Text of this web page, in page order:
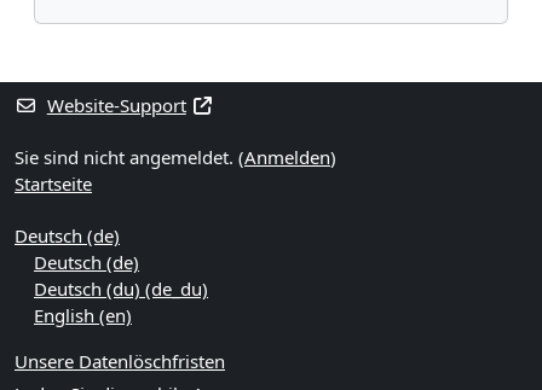
Ergänzungsblöcke
Website-Support
Sie sind nicht angemeldet. (Anmelden)
Startseite
Deutsch ‎(de)‎
Deutsch ‎(de)‎
Deutsch (du) ‎(de_du)‎
English ‎(en)‎
Unsere Datenlöschfristen